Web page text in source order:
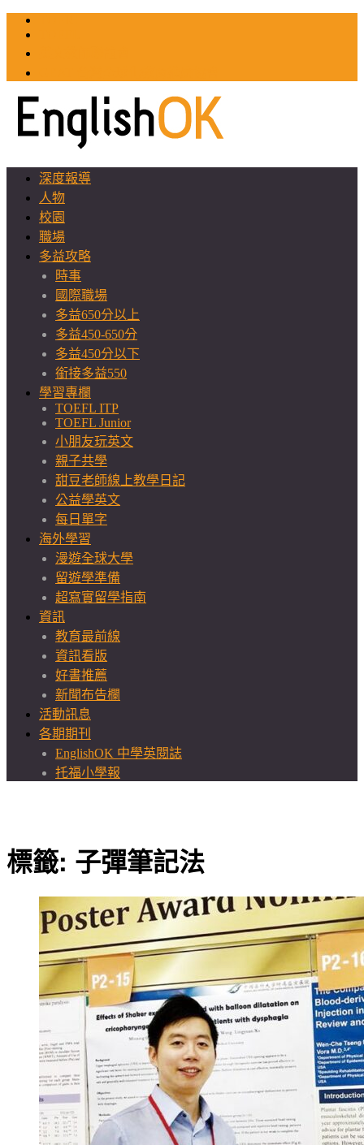
深度報導
人物
校園
職場
多益攻略
時事
國際職場
多益650分以上
多益450-650分
多益450分以下
銜接多益550
學習專欄
TOEFL ITP
TOEFL Junior
小朋友玩英文
親子共學
甜豆老師線上教學日記
公益學英文
每日單字
海外學習
漫遊全球大學
留遊學準備
超寫實留學指南
資訊
教育最前線
資訊看版
好書推薦
新聞布告欄
活動訊息
各期期刊
EnglishOK 中學英閱誌
托福小學報
標籤: 子彈筆記法